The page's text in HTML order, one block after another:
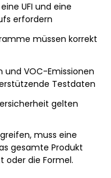
UFI und eine
erfordern
müssen korrekt
und VOC-Emissionen
Testdaten
gelten
muss eine
gesamte Produkt
oder die Formel.